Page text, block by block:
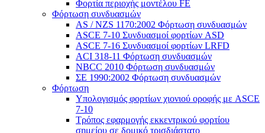
Φορτία περιοχής μοντέλου FE
Φόρτωση συνδυασμών
AS / NZS 1170:2002 Φόρτωση συνδυασμών
ASCE 7-10 Συνδυασμοί φορτίων ASD
ASCE 7-16 Συνδυασμοί φορτίων LRFD
ACI 318-11 Φόρτωση συνδυασμών
NBCC 2010 Φόρτωση συνδυασμών
ΣΕ 1990:2002 Φόρτωση συνδυασμών
Φόρτωση
Υπολογισμός φορτίων χιονιού οροφής με ASCE
7-10
Τρόπος εφαρμογής εκκεντρικού φορτίου
σημείου σε δομικό τρισδιάστατο